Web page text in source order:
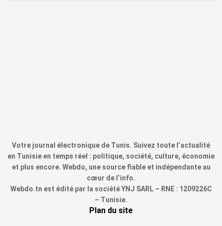
Votre journal électronique de Tunis. Suivez toute l’actualité
en Tunisie en temps réel : politique, société, culture, économie
et plus encore. Webdo, une source fiable et indépendante au
cœur de l’info.
Webdo.tn est édité par la société YNJ SARL – RNE : 1209226C
– Tunisie.
Plan du site